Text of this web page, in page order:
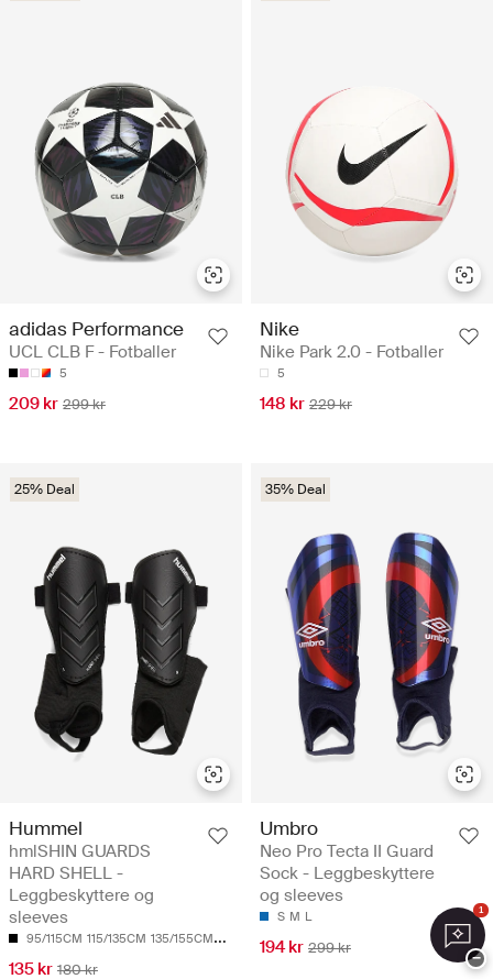
adidas Performance
UCL CLB F - Fotballer
5
209 kr 299 kr
Nike
Nike Park 2.0 - Fotballer
5
148 kr 229 kr
25% Deal
Hummel
hmlSHIN GUARDS
HARD SHELL -
Leggbeskyttere og
sleeves
95/115CM 115/135CM 135/155CM 155 CM
135 kr 180 kr
35% Deal
Umbro
Neo Pro Tecta II Guard
Sock - Leggbeskyttere
og sleeves
S M L
194 kr 299 kr
1
−